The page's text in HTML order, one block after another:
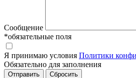
Сообщение
*обязательные поля
Я принимаю условия Политики
Обязательно для заполнения